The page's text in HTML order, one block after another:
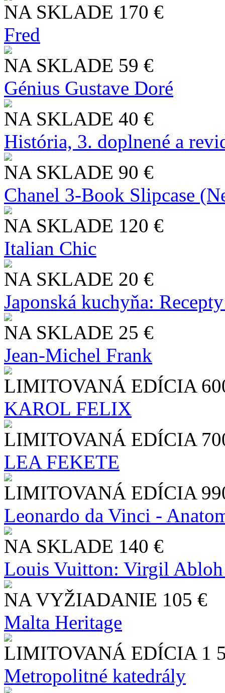
NA SKLADE 170 €
Fred
NA SKLADE 59 €
Génius Gustave Doré
NA SKLADE 40 €
História, 3. doplnené a
NA SKLADE 90 €
Chanel 3-Book Slipcase
NA SKLADE 120 €
Italian Chic
NA SKLADE 20 €
Japonská kuchyňa:
NA SKLADE 25 €
Jean-Michel Frank
LIMITOVANÁ EDÍCIA
KAROL FELIX
LIMITOVANÁ EDÍCIA
LEA FEKETE
LIMITOVANÁ EDÍCIA
Leonardo da Vinci -
NA SKLADE 140 €
Louis Vuitton: Virgil
NA VYŽIADANIE 105 €
Malta Heritage
LIMITOVANÁ EDÍCIA 1
Metropolitné katedrály